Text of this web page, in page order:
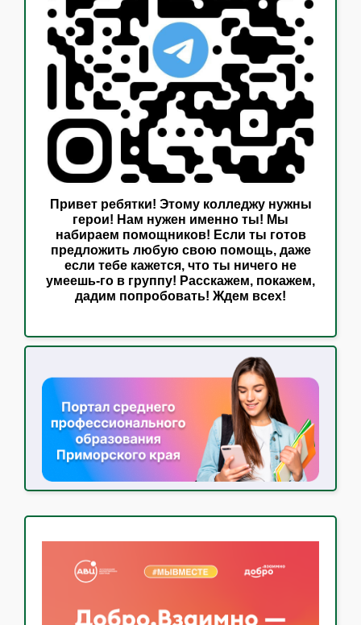
Привет ребятки! Этому колледжу нужны
герои! Нам нужен именно ты! Мы
набираем помощников! Если ты готов
предложить любую свою помощь, даже
если тебе кажется, что ты ничего не
умеешь-го в группу! Расскажем, покажем,
дадим попробовать! Ждем всех!